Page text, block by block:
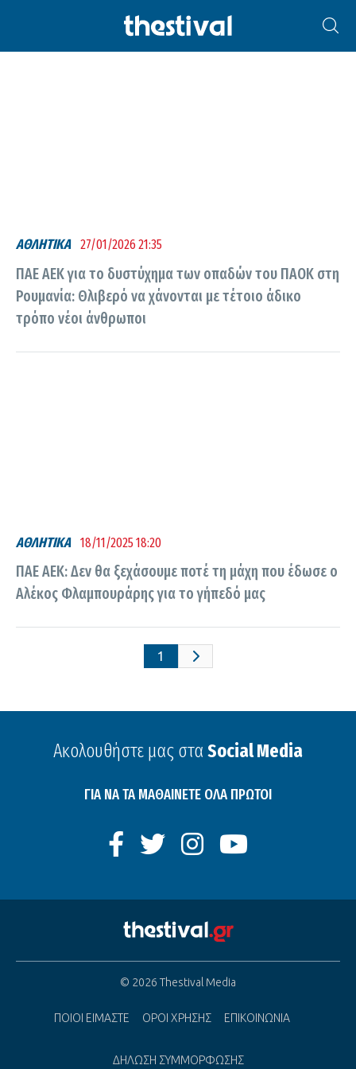
ΠΑΕ ΑΕΚ
ΑΘΛΗΤΙΚΑ 27/01/2026 21:35
ΠΑΕ ΑΕΚ για το δυστύχημα των οπαδών του ΠΑΟΚ στη
Ρουμανία: Θλιβερό να χάνονται με τέτοιο άδικο
τρόπο νέοι άνθρωποι
ΑΘΛΗΤΙΚΑ 18/11/2025 18:20
ΠΑΕ ΑΕΚ: Δεν θα ξεχάσουμε ποτέ τη μάχη που έδωσε ο
Αλέκος Φλαμπουράρης για το γήπεδό μας
1
Ακολουθήστε μας στα Social Media
ΓΙΑ ΝΑ ΤΑ ΜΑΘΑΙΝΕΤΕ ΟΛΑ ΠΡΩΤΟΙ
© 2026 Thestival Media
ΠΟΙΟΙ ΕΙΜΑΣΤΕ ΟΡΟΙ ΧΡΗΣΗΣ ΕΠΙΚΟΙΝΩΝΙΑ
ΔΗΛΩΣΗ ΣΥΜΜΟΡΦΩΣΗΣ